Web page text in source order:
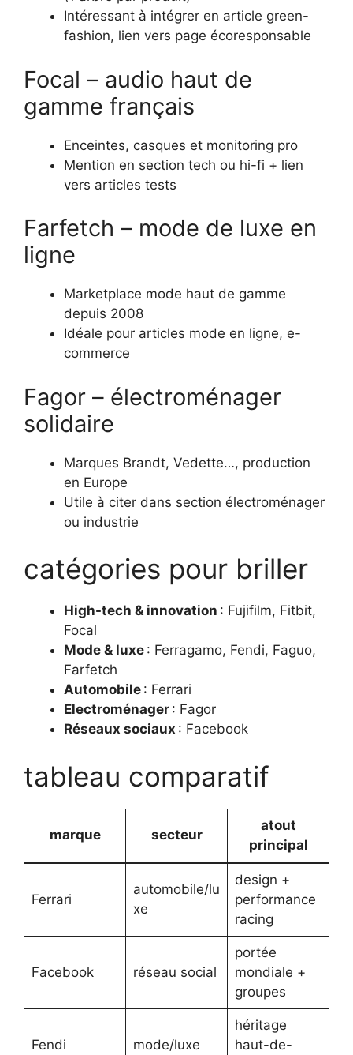
Intéressant à intégrer en article green-
fashion, lien vers page écoresponsable
Focal – audio haut de
gamme français
Enceintes, casques et monitoring pro
Mention en section tech ou hi-fi + lien
vers articles tests
Farfetch – mode de luxe en
ligne
Marketplace mode haut de gamme
depuis 2008
Idéale pour articles mode en ligne, e-
commerce
Fagor – électroménager
solidaire
Marques Brandt, Vedette…, production
en Europe
Utile à citer dans section électroménager
ou industrie
catégories pour briller
High-tech & innovation : Fujifilm, Fitbit,
Focal
Mode & luxe : Ferragamo, Fendi, Faguo,
Farfetch
Automobile : Ferrari
Electroménager : Fagor
Réseaux sociaux : Facebook
tableau comparatif
marque secteur
atout
principal
Ferrari
automobile/lu
xe
design +
performance
racing
Facebook réseau social
portée
mondiale +
groupes
Fendi mode/luxe
héritage
haut-de-